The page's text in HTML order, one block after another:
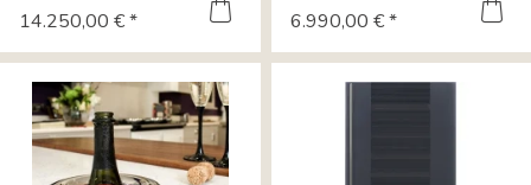
14.250,00 € *
cm...
6.990,00 € *